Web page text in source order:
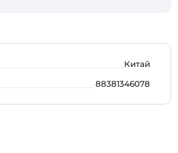
Китай
88381346078